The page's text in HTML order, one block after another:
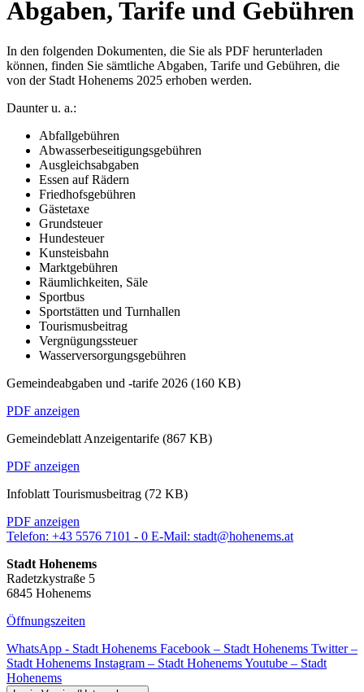
Abgaben, Tarife und Gebühren
In den folgenden Dokumenten, die Sie als PDF herunterladen
können, finden Sie sämtliche Abgaben, Tarife und Gebühren, die
von der Stadt Hohenems 2025 erhoben werden.
Daunter u. a.:
Abfallgebühren
Abwasserbeseitigungsgebühren
Ausgleichsabgaben
Essen auf Rädern
Friedhofsgebühren
Gästetaxe
Grundsteuer
Hundesteuer
Kunsteisbahn
Marktgebühren
Räumlichkeiten, Säle
Sportbus
Sportstätten und Turnhallen
Tourismusbeitrag
Vergnügungssteuer
Wasserversorgungsgebühren
Gemeindeabgaben und -tarife 2026 (160 KB)
PDF anzeigen
Gemeindeblatt Anzeigentarife (867 KB)
PDF anzeigen
Infoblatt Tourismusbeitrag (72 KB)
PDF anzeigen
Telefon: +43 5576 7101 - 0 E-Mail: stadt@hohenems.at
Stadt Hohenems
Radetzkystraße 5
6845 Hohenems
Öffnungszeiten
WhatsApp - Stadt Hohenems Facebook – Stadt Hohenems Twitter –
Stadt Hohenems Instagram – Stadt HohenemsYoutube – Stadt
Hohenems